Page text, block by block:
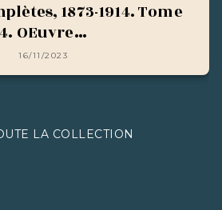
1873-1914. Tome
4. OEuvre…
16/11/2023
LA COLLECTION